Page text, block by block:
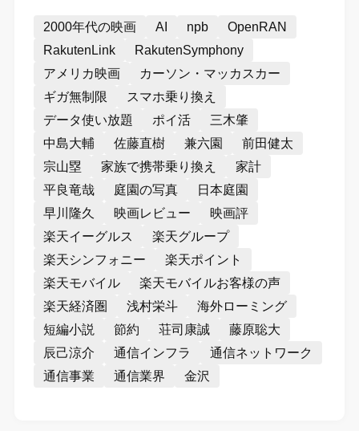
2000年代の映画 AI npb
OpenRAN
RakutenLink
RakutenSymphony
アメリカ映画
カーソン・マッカスカー
ギガ無制限
スマホ乗り換え
データ使い放題
ポイ活
三木肇
中島大輔
佐藤直樹 兼六園
前田健太
宗山塁
家族で携帯乗り換え
家計
平良竜哉
庭園の写真
日本庭園
早川隆久
映画レビュー
映画評
楽天イーグルス
楽天グループ
楽天シンフォニー
楽天ポイント
楽天モバイル
楽天モバイルお客様の声
楽天経済圏
浅村栄斗
海外ローミング
短編小説
節約 荘司康誠
藤原聡大
辰己涼介
通信インフラ
通信ネットワーク
通信事業
通信業界 金沢